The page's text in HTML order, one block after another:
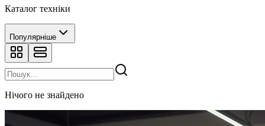
Каталог техніки
Популярніше
Нічого не знайдено